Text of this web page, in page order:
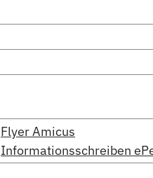
Flyer Amicus
Informationsschreiben